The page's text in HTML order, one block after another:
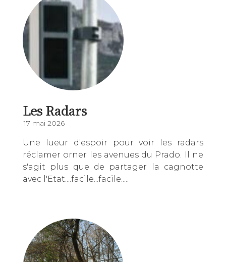
Les Radars
17 mai 2026
Une lueur d'espoir pour voir les radars
réclamer orner les avenues du Prado. Il ne
s'agit plus que de partager la cagnotte
avec l'Etat....facile...facile.....